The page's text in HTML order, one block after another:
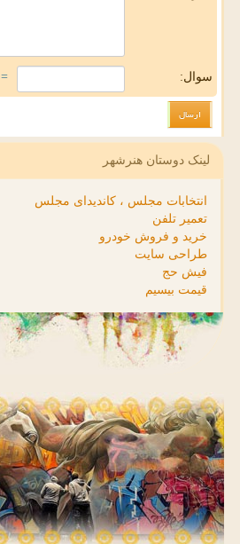
سوال: = ۳ بعلاوه ۵
لینک دوستان هنرشهر
انتخابات مجلس ، کاندیدای مجلس
تعمیر تلفن
خرید و فروش خودرو
طراحی سایت
فیش حج
قیمت بیسیم